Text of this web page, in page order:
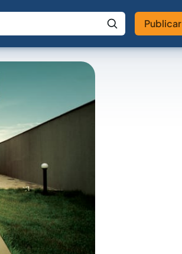
a IA Buscar no Jus
Publicar